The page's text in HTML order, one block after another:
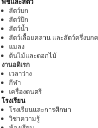
สัตว์บก
สัตว์ปีก
สัตว์น้ำ
สัตว์เลื้อยคลาน และสัตว์ครึ่งบก
แมลง
ต้นไม้และดอกไม้
งานอดิเรก
เวลาว่าง
กีฬา
เครื่องดนตรี
โรงเรียน
โรงเรียนและการศึกษา
วิชาความรู้